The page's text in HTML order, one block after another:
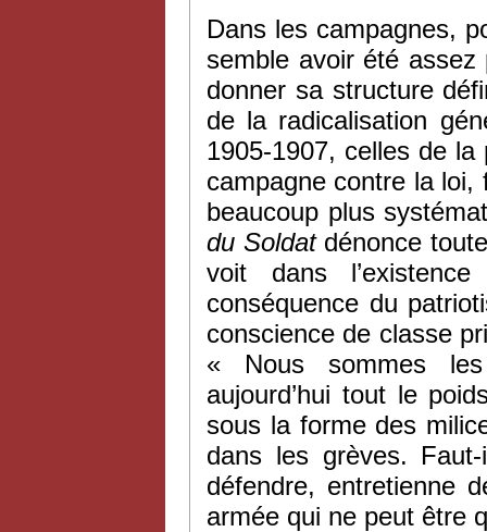
Dans les campagnes,
semble avoir été
donner sa structure
de la radicalisation
1905-1907, celles de
campagne contre la loi,
beaucoup plus
du Soldatdénonce
voit dans
conséquence du
conscience de classe
« Nous sommes les
aujourd’hui tout le
sous la forme des
dans les grèves.
défendre, entretienne
armée qui ne peut être